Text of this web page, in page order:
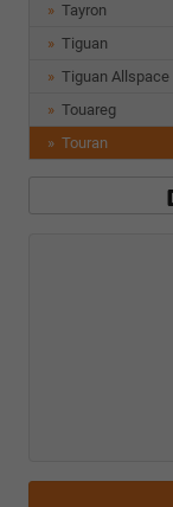
Tayron
Tiguan
Tiguan Allspace
Touareg
Touran